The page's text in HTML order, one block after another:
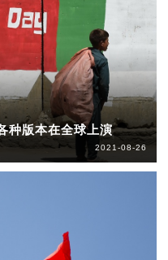
种版本在全球上演
2021-08-26